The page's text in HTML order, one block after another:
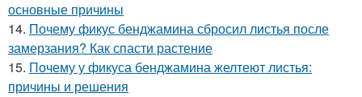
основные причины
14. Почему фикус бенджамина сбросил листья после
замерзания? Как спасти растение
15. Почему у фикуса бенджамина желтеют листья:
причины и решения